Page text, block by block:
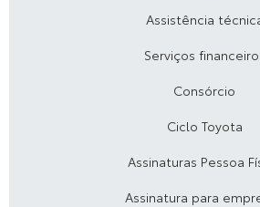
Assistência
Serviços
Consórcio
Ciclo Toyota
Assinaturas Pessoa
Assinatura para